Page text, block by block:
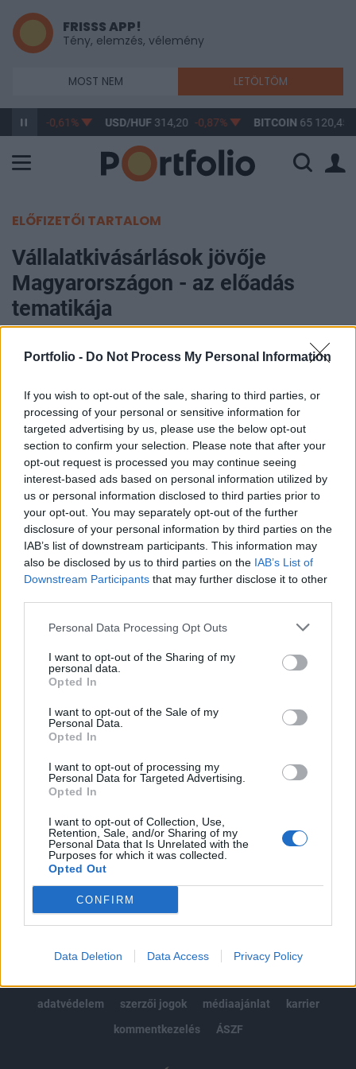
Portfolio - Do Not Process My Personal Information
If you wish to opt-out of the sale, sharing to third parties, or
processing of your personal or sensitive information for
targeted advertising by us, please use the below opt-out
section to confirm your selection. Please note that after your
opt-out request is processed you may continue seeing
interest-based ads based on personal information utilized by
us or personal information disclosed to third parties prior to
your opt-out. You may separately opt-out of the further
disclosure of your personal information by third parties on the
IAB’s list of downstream participants. This information may
also be disclosed by us to third parties on the IAB’s List of
Downstream Participants that may further disclose it to other
Personal Data Processing Opt Outs
I want to opt-out of the Sharing of my
personal data.
Opted In
I want to opt-out of the Sale of my
Personal Data.
Opted In
I want to opt-out of processing my
Personal Data for Targeted Advertising.
Opted In
I want to opt-out of Collection, Use,
Retention, Sale, and/or Sharing of my
Personal Data that Is Unrelated with the
Purposes for which it was collected.
Opted Out
CONFIRM
Data Deletion Data Access Privacy Policy
FRISSS APP!
Tény, elemzés, vélemény
MOST NEM LETÖLTÖM
363,17 -0,61% USD/HUF314,20 -0,87% BITCOIN65 120,45
ELŐFIZETŐI TARTALOM
Vállalatkivásárlások jövője
Magyarországon - az előadás
tematikája
Portfolio
Ma délután 6 órától fog sor kerülni a Befektetési Szakértők
Magyarországi Egyesülete soron következő szakmai
előadására, melyet a HSIP és a HVCA közösen szervezett
és a K&H Bank szponzorált a vállalatkivásárlások jövőjéről
fog szólni Magyarországon. Az előadás az alábbi
témaköröket fogja érinteni: - Vállalatkivásárlás definiciója,
a résztvevők motivációi...
KEDVES OLVASÓNK!
A keresett cikk a portfolio.hu hírarchívumához
tartozik, melynek olvasása előfizetéses
Az előfizetés a következőket tartalmazza:
Portfolio.hu teljes cikkarchívum
Kötéslisták: BÉT elmúlt 2 év napon belüli
kötéslistái
Előfizetés
MÁR ELŐFIZETŐNK VAGY?BEJELENTKEZÉS
© 2026 Portfolio
adatvédelem
szerzői jogok médiaajánlat
karrier
kommentkezelés
ÁSZF